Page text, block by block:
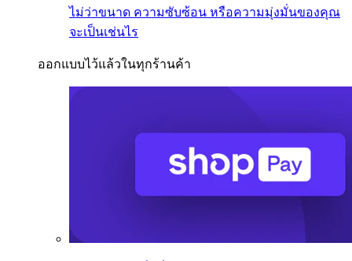
ไม่ว่าขนาด ความซับซ้อน หรือความมุ่งมั่นของคุณ
จะเป็นเช่นไร
ออกแบบไว้แล้วในทุกร้านค้า